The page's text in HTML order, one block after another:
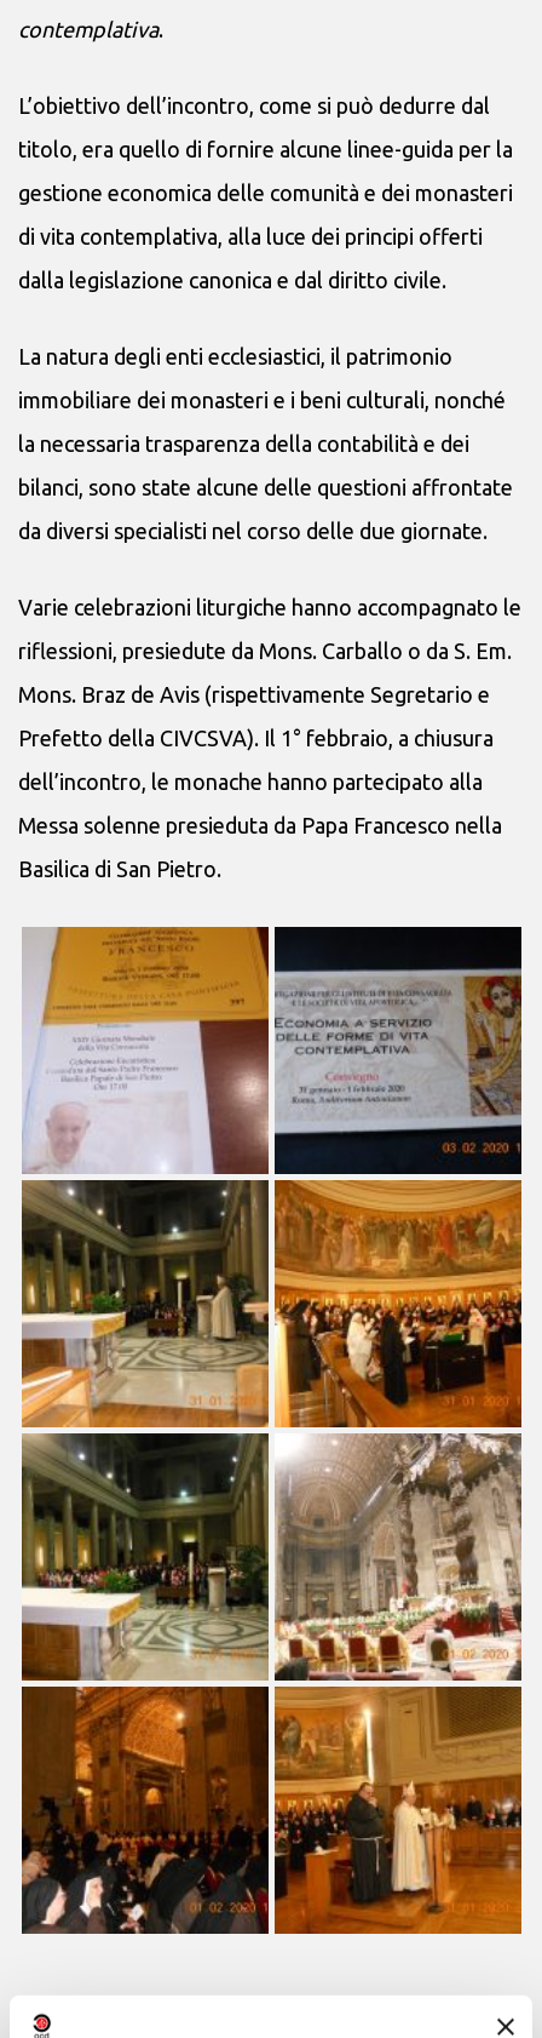
contemplativa.
L’obiettivo dell’incontro, come si può dedurre dal
titolo, era quello di fornire alcune linee-guida per la
gestione economica delle comunità e dei monasteri
di vita contemplativa, alla luce dei principi offerti
dalla legislazione canonica e dal diritto civile.
La natura degli enti ecclesiastici, il patrimonio
immobiliare dei monasteri e i beni culturali, nonché
la necessaria trasparenza della contabilità e dei
bilanci, sono state alcune delle questioni affrontate
da diversi specialisti nel corso delle due giornate.
Varie celebrazioni liturgiche hanno accompagnato le
riflessioni, presiedute da Mons. Carballo o da S. Em.
Mons. Braz de Avis (rispettivamente Segretario e
Prefetto della CIVCSVA). Il 1° febbraio, a chiusura
dell’incontro, le monache hanno partecipato alla
Messa solenne presieduta da Papa Francesco nella
Basilica di San Pietro.